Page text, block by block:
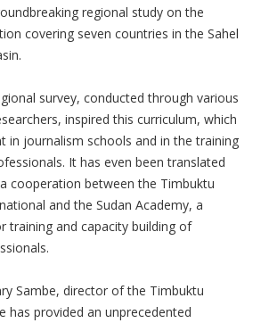
regional study on the
covering seven countries in the Sahel
survey, conducted through various
inspired this curriculum, which
in journalism schools and in the training
It has even been translated
cooperation between the Timbuktu
and the Sudan Academy, a
training and capacity building of
Sambe, director of the Timbuktu
has provided an unprecedented